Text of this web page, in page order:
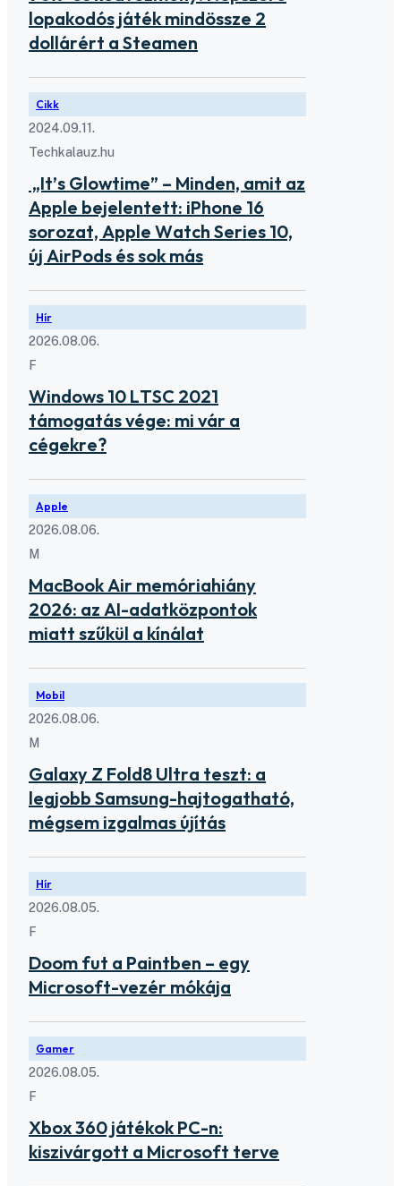
lopakodós játék mindössze 2
dollárért a Steamen
Cikk
2024.09.11.
Techkalauz.hu
„It’s Glowtime” – Minden, amit az
Apple bejelentett: iPhone 16
sorozat, Apple Watch Series 10,
új AirPods és sok más
Hír
2026.08.06.
F
Windows 10 LTSC 2021
támogatás vége: mi vár a
cégekre?
Apple
2026.08.06.
M
MacBook Air memóriahiány
2026: az AI-adatközpontok
miatt szűkül a kínálat
Mobil
2026.08.06.
M
Galaxy Z Fold8 Ultra teszt: a
legjobb Samsung-hajtogatható,
mégsem izgalmas újítás
Hír
2026.08.05.
F
Doom fut a Paintben – egy
Microsoft-vezér mókája
Gamer
2026.08.05.
F
Xbox 360 játékok PC-n:
kiszivárgott a Microsoft terve